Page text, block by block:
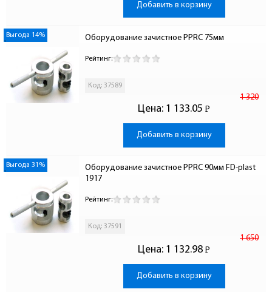
Добавить в корзину
Выгода 14% Оборудование зачистное PPRC 75мм
Рейтинг:
Код: 37589
Цена:
1 320
1 133.05 Р
-
Добавить в корзину
Выгода 31%
Оборудование зачистное PPRC 90мм FD-plast
1917
Рейтинг:
Код: 37591
Цена:
1 650
1 132.98 Р
-
Добавить в корзину